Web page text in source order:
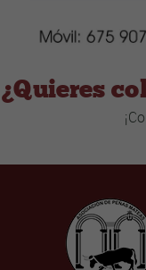
¿Quieres